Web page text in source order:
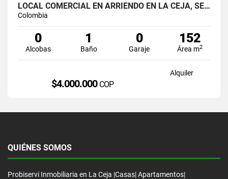
LOCAL COMERCIAL EN ARRIENDO EN LA CEJA, SECTOR FÁTIMA.
Colombia
0
Alcobas
1
Baño
0
Garaje
152
Área m2
Alquiler
$4.000.000 COP
QUIÉNES SOMOS
Probiservi Inmobiliaria en La Ceja |Casas| Apartamentos|